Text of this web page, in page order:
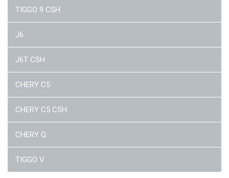
TIGGO 9 CSH
J6
J6T CSH
CHERY C5
CHERY C5 CSH
CHERY Q
TIGGO V